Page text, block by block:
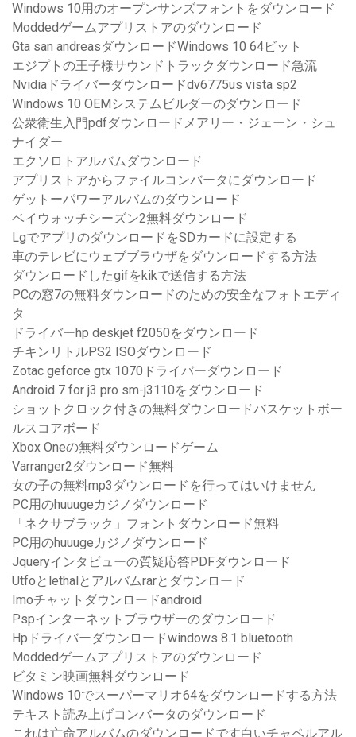
Windows 10用のオープンサンズフォントをダウンロード
Moddedゲームアプリストアのダウンロード
Gta san andreasダウンロードWindows 10 64ビット
エジプトの王子様サウンドトラックダウンロード急流
Nvidiaドライバーダウンロードdv6775us vista sp2
Windows 10 OEMシステムビルダーのダウンロード
公衆衛生入門pdfダウンロードメアリー・ジェーン・シュ
ナイダー
エクソロトアルバムダウンロード
アプリストアからファイルコンバータにダウンロード
ゲットーパワーアルバムのダウンロード
ベイウォッチシーズン2無料ダウンロード
LgでアプリのダウンロードをSDカードに設定する
車のテレビにウェブブラウザをダウンロードする方法
ダウンロードしたgifをkikで送信する方法
PCの窓7の無料ダウンロードのための安全なフォトエディ
タ
ドライバーhp deskjet f2050をダウンロード
チキンリトルPS2 ISOダウンロード
Zotac geforce gtx 1070ドライバーダウンロード
Android 7 for j3 pro sm-j3110をダウンロード
ショットクロック付きの無料ダウンロードバスケットボー
ルスコアボード
Xbox Oneの無料ダウンロードゲーム
Varranger2ダウンロード無料
女の子の無料mp3ダウンロードを行ってはいけません
PC用のhuuugeカジノダウンロード
「ネクサブラック」フォントダウンロード無料
PC用のhuuugeカジノダウンロード
Jqueryインタビューの質疑応答PDFダウンロード
Utfoとlethalとアルバムrarとダウンロード
Imoチャットダウンロードandroid
Pspインターネットブラウザーのダウンロード
Hpドライバーダウンロードwindows 8.1 bluetooth
Moddedゲームアプリストアのダウンロード
ビタミン映画無料ダウンロード
Windows 10でスーパーマリオ64をダウンロードする方法
テキスト読み上げコンバータのダウンロード
これは亡命アルバムのダウンロードです白いチャペルアル